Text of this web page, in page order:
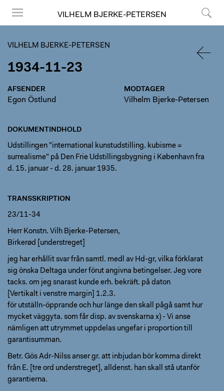
VILHELM BJERKE-PETERSEN
VILHELM BJERKE-PETERSEN
1934-11-23
AFSENDER
Egon Östlund
MODTAGER
Vilhelm Bjerke-Petersen
DOKUMENTINDHOLD
Udstillingen "international kunstudstilling. kubisme =
surrealisme" på Den Frie Udstillingsbygning i København fra
d. 15. januar - d. 28. januar 1935.
TRANSSKRIPTION
23/11-34
Herr Konstn. Vilh Bjerke-Petersen,
Birkerød [understreget]
jeg har erhållit svar från samtl. medl av Hd-gr, vilka förklarat
sig önska Deltaga under förut angivna betingelser. Jeg vore
tacks. om jeg snarast kunde erh. bekräft. på daton
[Vertikalt i venstre margin] 1.2.3.
för utställn-öpprande och hur länge den skall pågå samt hur
mycket väggyta. som får disp. av svenskarna x) - Vi anse
nämligen att utrymmet uppdelas ungefar i proportion till
garantisumman.
Betr. Gös Adr-Nilss anser gr. att inbjudan bör komma direkt
från E. [tre ord understreget], alldenst. han skall stå utanför
garantierna.